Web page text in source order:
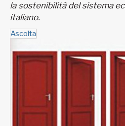
la sostenibilità del sistema
italiano.
Ascolta